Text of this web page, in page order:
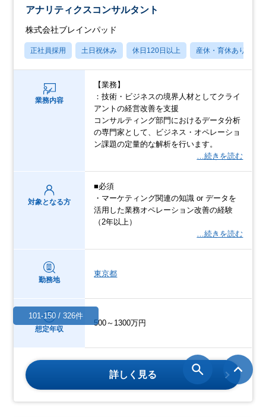
アナリティクスコンサルタント
株式会社ブレインパッド
正社員採用 土日祝休み 休日120日以上 産休・育休あり
業務内容
【業務】
：技術・ビジネスの境界人材としてクライ
アントの経営改善を支援
コンサルティング部門におけるデータ分析
の専門家として、ビジネス・オペレーショ
ン課題の定量的な解析を行います。
…続きを読む
対象となる方
■必須
・マーケティング関連の知識 or データを
活用した業務オペレーション改善の経験
（2年以上）
…続きを読む
勤務地
東京都
想定年収
500～1300万円
詳しく見る
101-150 / 326件